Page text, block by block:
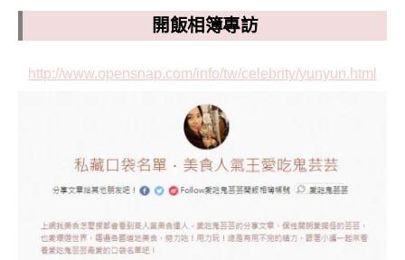
開飯相簿專訪
http://www.opensnap.com/info/tw/celebrity/yunyun.html